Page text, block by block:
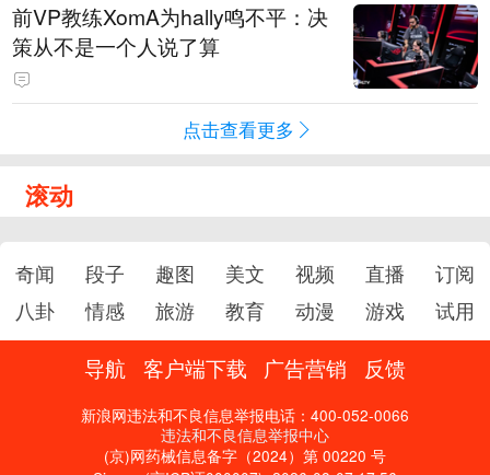
前VP教练XomA为hally鸣不平：决
策从不是一个人说了算
点击查看更多
滚动
奇闻 段子 趣图 美文 视频 直播
订阅
八卦
情感 旅游 教育 动漫 游戏 试用
导航 客户端下载 广告营销 反馈
新浪网违法和不良信息举报电话：400-052-0066
违法和不良信息举报中心
(京)网药械信息备字（2024）第 00220 号